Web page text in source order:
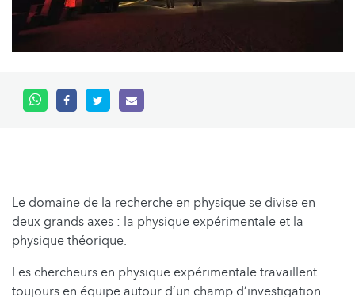
Le domaine de la recherche en physique se divise en
deux grands axes : la physique expérimentale et la
physique théorique.
Les chercheurs en physique expérimentale travaillent
toujours en équipe autour d’un champ d’investigation.